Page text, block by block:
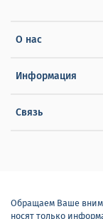
О нас
Информация
Связь
Обращаем Ваше
носят только